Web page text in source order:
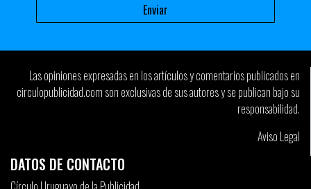
Las opiniones expresadas en los artículos y comentarios publicados en
circulopublicidad.com son exclusivas de sus autores y se publican bajo su
responsabilidad.
Aviso Legal
DATOS DE CONTACTO